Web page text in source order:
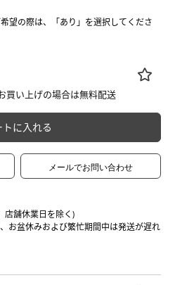
望の際は、「あり」を選択してくださ
トに入れる
店舗休業日を除く)
お盆休みおよび繁忙期間中は発送が遅れ